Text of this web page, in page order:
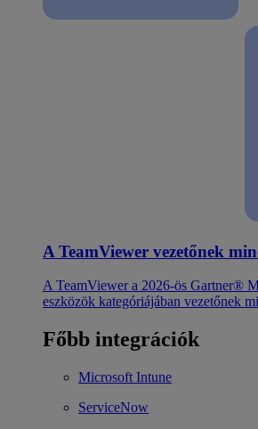
A TeamViewer vezetőnek
A TeamViewer a 2026-ös Gartner®
eszközök kategóriájában vezetőnek
Főbb integrációk
Microsoft Intune
ServiceNow